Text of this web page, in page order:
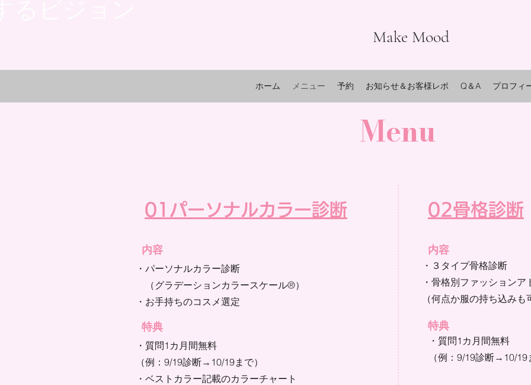
Make Mood
ホーム メニュー 予約 お知らせ＆お客様レポ Q＆A プロフィ
Menu
01 パーソナルカラー診断
内容
​・パーソナルカラー診断
（グラデーションカラースケール®）
・お手持ちのコスメ選定
​特典
・質問1カ月間無料
（例：9/19診断→10/19まで）
​・ベストカラー記載のカラーチャート
02骨格診断
内容
​・３タイプ骨格診断
・骨格別ファッションア
（何点か服の持ち込みも
​特典
・質問1カ月間無料
（例：9/19診断→10/19